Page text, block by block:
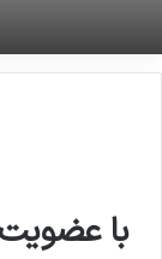
با عضویت